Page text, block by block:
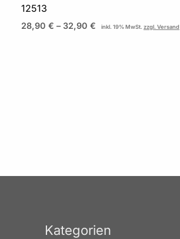
12513
28,90 € –32,90 € inkl. 19% MwSt. zzgl. Versand
Kategorien